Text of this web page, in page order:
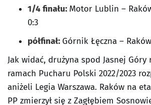
1/4 finału: Motor Lublin –
0:3
półfinał: Górnik Łęczna –
Jak widać, drużyna spod Jasnej Góry
ramach Pucharu Polski 2022/2023
aniżeli Legia Warszawa. Raków na
PP zmierzył się z Zagłębiem